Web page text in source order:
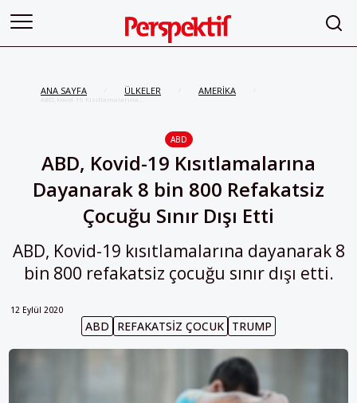
ANA SAYFA ÜLKELER AMERİKA
ABD, Kovid-19 Kısıtlamalarına
ABD
ABD, Kovid-19 Kısıtlamalarına
Dayanarak 8 bin 800 Refakatsiz
Çocuğu Sınır Dışı Etti
ABD, Kovid-19 kısıtlamalarına dayanarak 8
bin 800 refakatsiz çocuğu sınır dışı etti.
12 Eylül 2020
ABD REFAKATSIZ ÇOCUK TRUMP